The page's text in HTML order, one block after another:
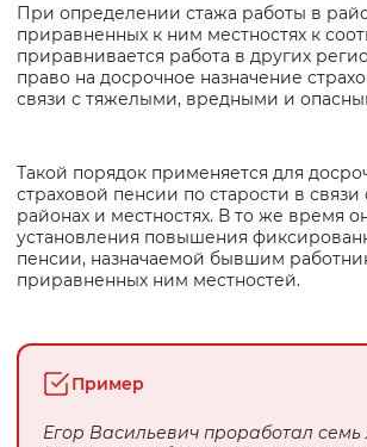
Монохромный
Синий фон
Включены
Звуковой
Воспроизвести
Основная
информация
При определении стажа работы в
приравненных к ним местностях к
приравнивается работа в других
право на досрочное назначение
связи с тяжелыми, вредными и
Такой порядок применяется для
страховой пенсии по старости в связи
районах и местностях. В то же время
установления повышения
пенсии, назначаемой бывшим
приравненных ним местностей.
Пример
Егор Васильевич проработал семь